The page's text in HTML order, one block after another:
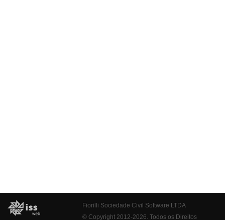
Fiorilli Sociedade Civil Software LTDA
© Copyright 2012-2026. Todos os Direitos